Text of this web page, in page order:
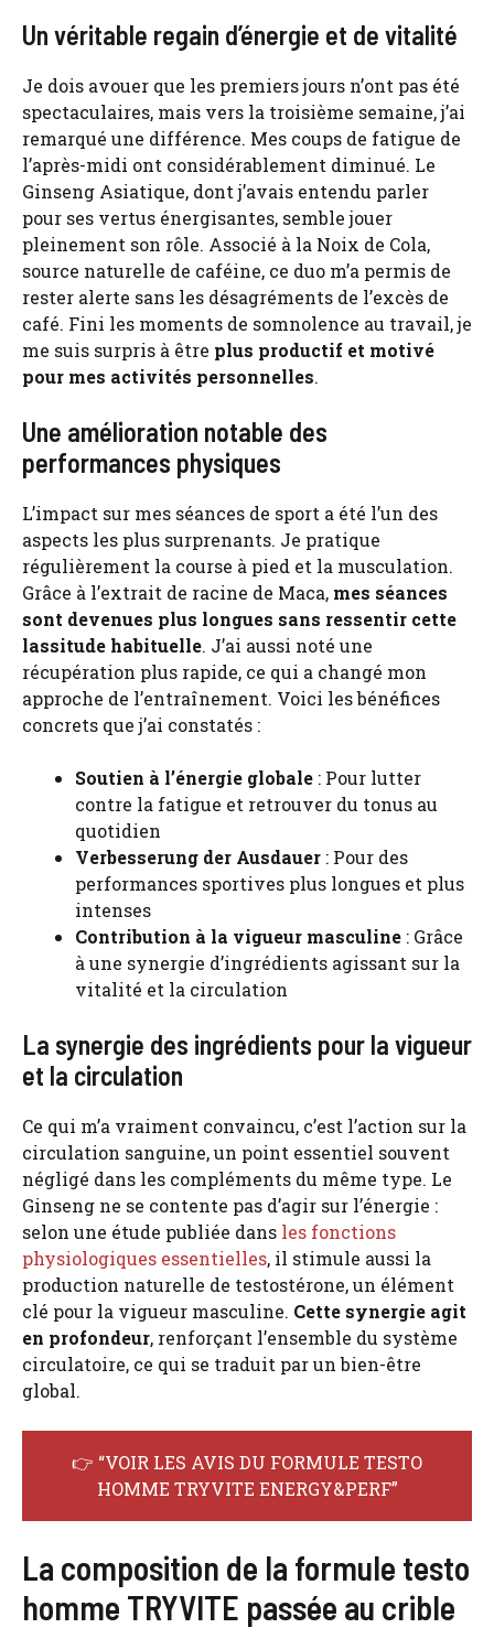
Un véritable regain d’énergie et de vitalité
Je dois avouer que les premiers jours n’ont pas été
spectaculaires, mais vers la troisième semaine, j’ai
remarqué une différence. Mes coups de fatigue de
l’après-midi ont considérablement diminué. Le
Ginseng Asiatique, dont j’avais entendu parler
pour ses vertus énergisantes, semble jouer
pleinement son rôle. Associé à la Noix de Cola,
source naturelle de caféine, ce duo m’a permis de
rester alerte sans les désagréments de l’excès de
café. Fini les moments de somnolence au travail, je
me suis surpris à être plus productif et motivé
pour mes activités personnelles.
Une amélioration notable des
performances physiques
L’impact sur mes séances de sport a été l’un des
aspects les plus surprenants. Je pratique
régulièrement la course à pied et la musculation.
Grâce à l’extrait de racine de Maca, mes séances
sont devenues plus longues sans ressentir cette
lassitude habituelle. J’ai aussi noté une
récupération plus rapide, ce qui a changé mon
approche de l’entraînement. Voici les bénéfices
concrets que j’ai constatés :
Soutien à l’énergie globale : Pour lutter
contre la fatigue et retrouver du tonus au
quotidien
Verbesserung der Ausdauer : Pour des
performances sportives plus longues et plus
intenses
Contribution à la vigueur masculine : Grâce
à une synergie d’ingrédients agissant sur la
vitalité et la circulation
La synergie des ingrédients pour la vigueur
et la circulation
Ce qui m’a vraiment convaincu, c’est l’action sur la
circulation sanguine, un point essentiel souvent
négligé dans les compléments du même type. Le
Ginseng ne se contente pas d’agir sur l’énergie :
selon une étude publiée dans les fonctions
physiologiques essentielles, il stimule aussi la
production naturelle de testostérone, un élément
clé pour la vigueur masculine. Cette synergie agit
en profondeur, renforçant l’ensemble du système
circulatoire, ce qui se traduit par un bien-être
global.
👉 “VOIR LES AVIS DU FORMULE TESTO
HOMME TRYVITE ENERGY&PERF”
La composition de la formule testo
homme TRYVITE passée au crible